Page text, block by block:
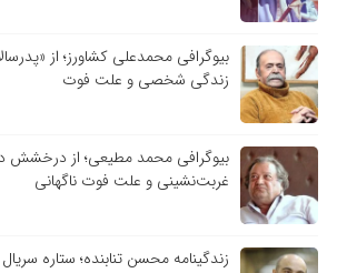
بیوگرافی محمدعلی کشاورز؛ از
زندگی شخصی و علت فوت
بیوگرافی محمد مطیعی؛ از درخشش
غربت‌نشینی و علت فوت ناگهانی
زندگینامه محسن تنابنده؛ ستاره